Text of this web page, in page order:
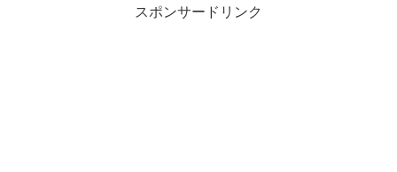
スポンサードリンク